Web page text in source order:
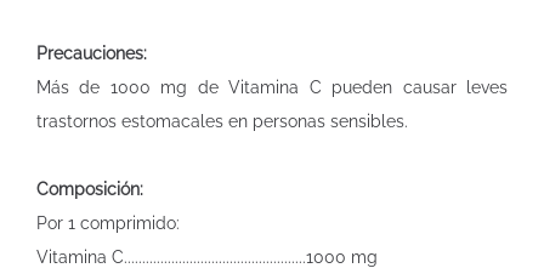
Precauciones:
Más de 1000 mg de Vitamina C pueden causar leves
trastornos estomacales en personas sensibles.
Composición:
Por 1 comprimido:
Vitamina C..................................................1000 mg